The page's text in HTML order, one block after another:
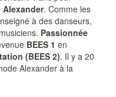
Alexander. Comme les
à des danseurs,
Passionnée
BEES 1 en
(BEES 2). Il y a 20
Alexander à la